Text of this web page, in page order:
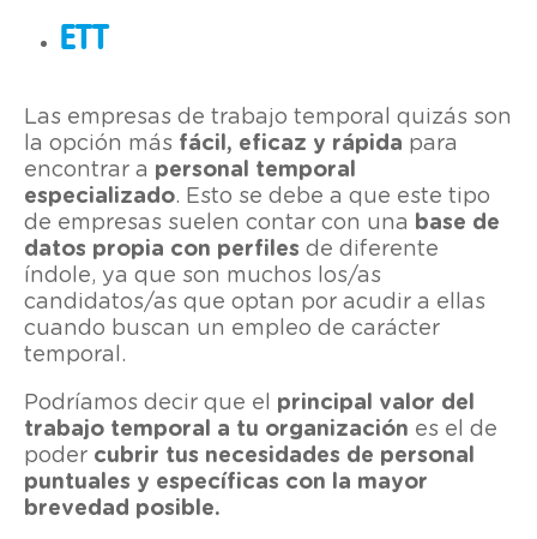
ETT
Las empresas de trabajo temporal quizás son
la opción más fácil, eficaz y rápida para
encontrar a personal temporal
especializado. Esto se debe a que este tipo
de empresas suelen contar con una base de
datos propia con perfiles de diferente
índole, ya que son muchos los/as
candidatos/as que optan por acudir a ellas
cuando buscan un empleo de carácter
temporal.
Podríamos decir que el
principal valor del
trabajo temporal a tu organización es el de
poder cubrir tus necesidades de personal
puntuales y específicas con la mayor
brevedad posible.